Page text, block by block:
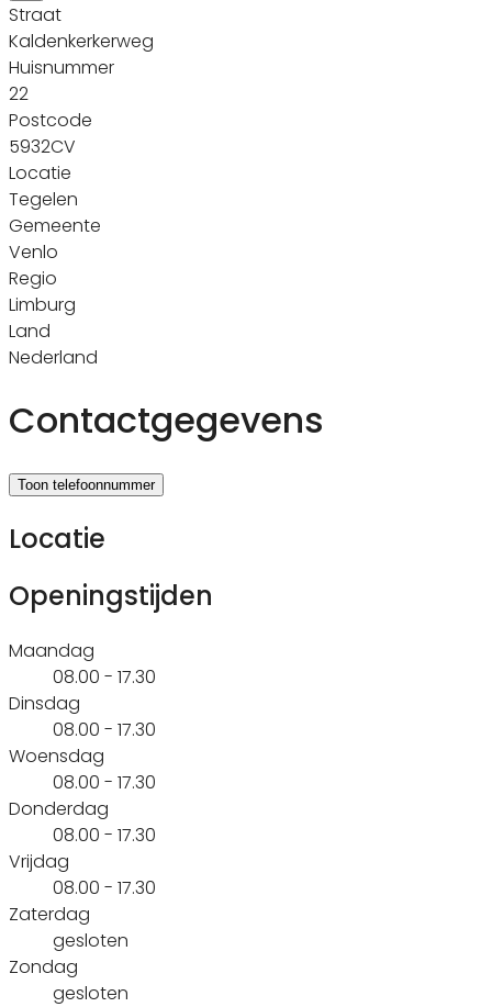
Straat
Kaldenkerkerweg
Huisnummer
22
Postcode
5932CV
Locatie
Tegelen
Gemeente
Venlo
Regio
Limburg
Land
Nederland
Contactgegevens
Toon telefoonnummer
Locatie
Openingstijden
Maandag
08.00 - 17.30
Dinsdag
08.00 - 17.30
Woensdag
08.00 - 17.30
Donderdag
08.00 - 17.30
Vrijdag
08.00 - 17.30
Zaterdag
gesloten
Zondag
gesloten